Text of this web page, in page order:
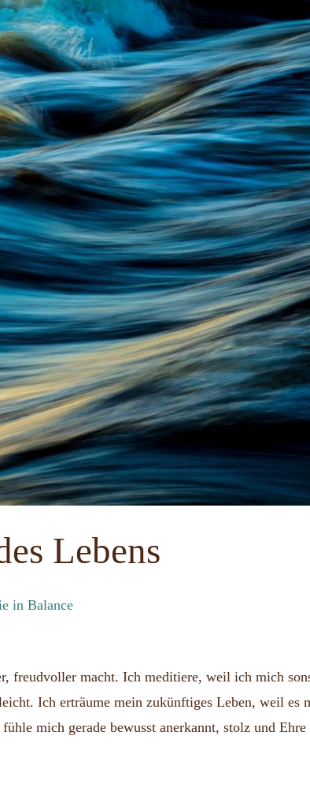
Lebens
in Balance
freudvoller macht. Ich meditiere, weil ich mich
Ich erträume mein zukünftiges Leben, weil es
mich gerade bewusst anerkannt, stolz und Ehre